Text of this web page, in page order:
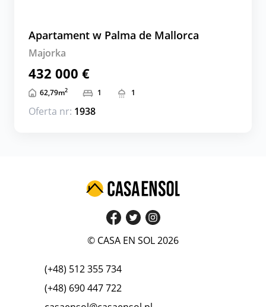
Apartament w Palma de Mallorca
Majorka
432 000 €
62,79m2 1 1
Oferta nr: 1938
© CASA EN SOL 2026
(+48) 512 355 734
(+48) 690 447 722